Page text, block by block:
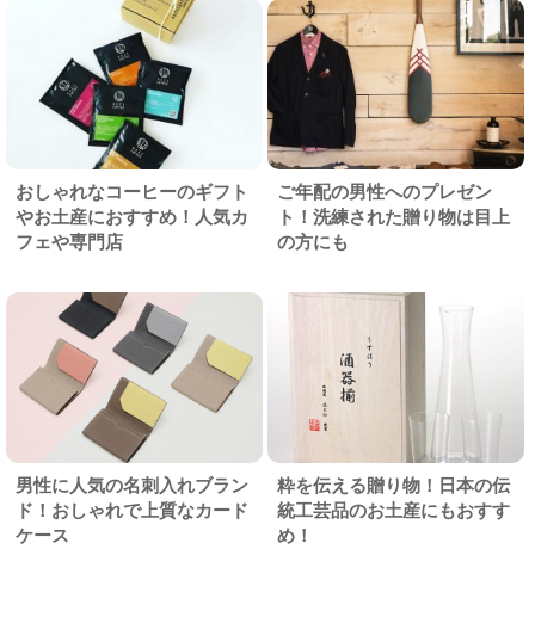
おしゃれなコーヒーのギフト
やお土産におすすめ！人気カ
フェや専門店
ご年配の男性へのプレゼン
ト！洗練された贈り物は目上
の方にも
男性に人気の名刺入れブラン
ド！おしゃれで上質なカード
ケース
粋を伝える贈り物！日本の伝
統工芸品のお土産にもおすす
め！